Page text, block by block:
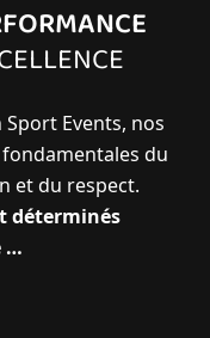
Sport Events, nos
du
et du respect.
déterminés
…